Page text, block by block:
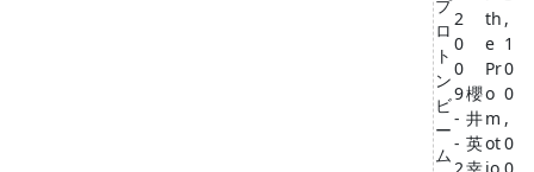
プ
ロ
ト
ン
ビ
ー
ム
2
0
0
9
-
-
櫻
井
英
th
e
Pr
o
m
ot
,
1
0
0
,
0